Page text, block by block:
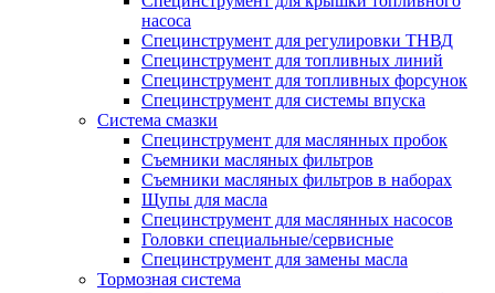
насоса
Специнструмент для регулировки ТНВД
Специнструмент для топливных линий
Специнструмент для топливных форсунок
Специнструмент для системы впуска
Система смазки
Специнструмент для маслянных пробок
Съемники масляных фильтров
Съемники масляных фильтров в наборах
Щупы для масла
Специнструмент для маслянных насосов
Головки специальные/сервисные
Специнструмент для замены масла
Тормозная система